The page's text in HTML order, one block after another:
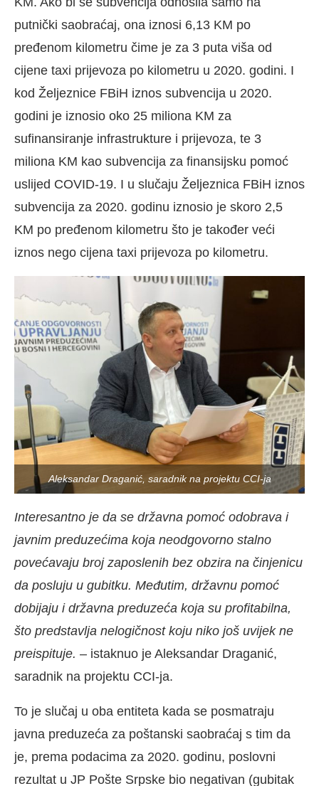
putnički saobraćaj, ona iznosi 6,13 KM po
pređenom kilometru čime je za 3 puta viša od
cijene taxi prijevoza po kilometru u 2020. godini. I
kod Željeznice FBiH iznos subvencija u 2020.
godini je iznosio oko 25 miliona KM za
sufinansiranje infrastrukture i prijevoza, te 3
miliona KM kao subvencija za finansijsku pomoć
uslijed COVID-19. I u slučaju Željeznica FBiH iznos
subvencija za 2020. godinu iznosio je skoro 2,5
KM po pređenom kilometru što je također veći
iznos nego cijena taxi prijevoza po kilometru.
Aleksandar Draganić, saradnik na projektu CCI-ja
Interesantno je da se državna pomoć odobrava i
javnim preduzećima koja neodgovorno stalno
povećavaju broj zaposlenih bez obzira na činjenicu
da posluju u gubitku. Međutim, državnu pomoć
dobijaju i državna preduzeća koja su profitabilna,
što predstavlja nelogičnost koju niko još uvijek ne
preispituje. – istaknuo je Aleksandar Draganić,
saradnik na projektu CCI-ja.
To je slučaj u oba entiteta kada se posmatraju
javna preduzeća za poštanski saobraćaj s tim da
je, prema podacima za 2020. godinu, poslovni
rezultat u JP Pošte Srpske bio negativan (gubitak